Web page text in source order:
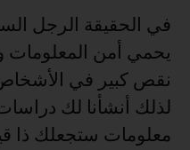
في الحقيقة الرجل
يحمي أمن المعلومات
نقص كبير في الأشخاص
لذلك أنشأنا لك
معلومات ستجعلك ذا